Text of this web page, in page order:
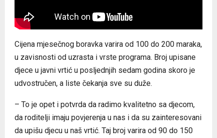
Cijena mjesečnog boravka varira od 100 do 200 maraka,
u zavisnosti od uzrasta i vrste programa. Broj upisane
djece u javni vrtić u posljednjih sedam godina skoro je
udvostručen, a liste čekanja sve su duže.
– To je opet i potvrda da radimo kvalitetno sa djecom,
da roditelji imaju povjerenja u nas i da su zainteresovani
da upišu djecu u naš vrtić. Taj broj varira od 90 do 150